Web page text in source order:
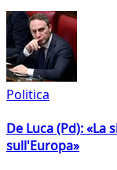
Politica
De Luca (Pd):
sull'Europa»